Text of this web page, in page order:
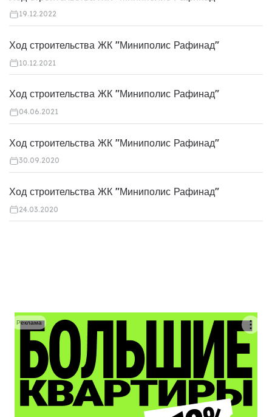
19.12.2022
Ход строительства ЖК "Миниполис Рафинад"
10.12.2021
Ход строительства ЖК "Миниполис Рафинад"
04.06.2021
Ход строительства ЖК "Миниполис Рафинад"
30.09.2020
Ход строительства ЖК "Миниполис Рафинад"
24.03.2020
Реклама